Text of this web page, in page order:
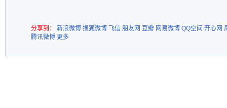
分享到： 新浪微博 搜狐微博 飞信 朋友网 豆瓣 网易微博 QQ空间 开心网
腾讯微博 更多